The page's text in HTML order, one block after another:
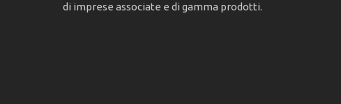
di imprese associate e di gamma prodotti.